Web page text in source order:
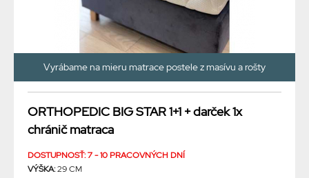
Vyrábame na mieru matrace postele z masívu a rošty
ORTHOPEDIC BIG STAR 1+1 + darček 1x
chránič matraca
DOSTUPNOSŤ: 7 - 10 PRACOVNÝCH DNÍ
VÝŠKA:29 CM